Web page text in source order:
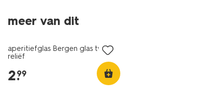
meer van dit
aperitiefglas Bergen glas twist
reliëf
2.
99